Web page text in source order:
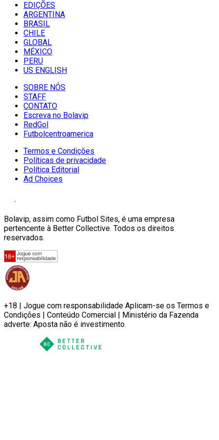
EDIÇÕES
ARGENTINA
BRASIL
CHILE
GLOBAL
MÉXICO
PERU
US ENGLISH
SOBRE NÓS
STAFF
CONTATO
Escreva no Bolavip
RedGol
Futbolcentroamerica
Termos e Condições
Políticas de privacidade
Política Editorial
Ad Choices
Bolavip, assim como Futbol Sites, é uma empresa
pertencente à Better Collective. Todos os direitos
reservados.
+18 | Jogue com responsabilidade Aplicam-se os Termos e
Condições | Conteúdo Comercial | Ministério da Fazenda
adverte: Aposta não é investimento.